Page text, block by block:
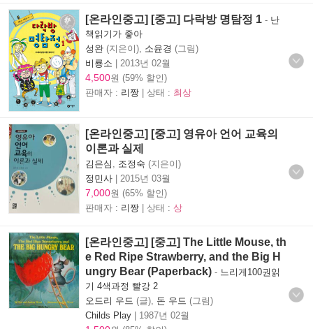
[온라인중고] [중고] 다락방 명탐정 1 - 난
책읽기가 좋아
성완 (지은이), 소윤경 (그림)
비룡소 | 2013년 02월
4,500원 (59% 할인)
판매자 : 리짱 | 상태 : 최상
[온라인중고] [중고] 영유아 언어 교육의
이론과 실제
김은심 조정숙 (지은이)
정민사 | 2015년 03월
7,000원 (65% 할인)
판매자 : 리짱 | 상태 : 상
[온라인중고] [중고] The Little Mouse, th
e Red Ripe Strawberry, and the Big H
ungry Bear (Paperback) - 느리게100권읽
기 4색과정 빨강 2
오드리 우드 (글), 돈 우드 (그림)
Childs Play | 1987년 02월